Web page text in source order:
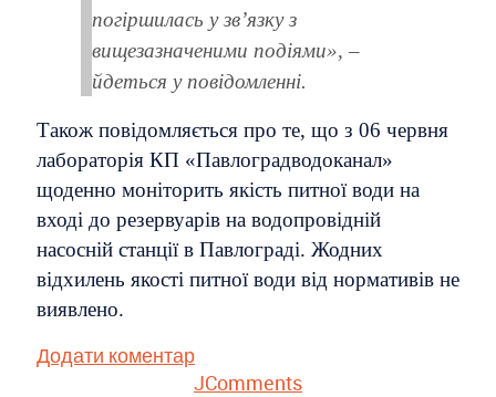
погіршилась у зв’язку з
вищезазначеними подіями», –
йдеться у повідомленні.
Також повідомляється про те, що з 06 червня
лабораторія КП «Павлоградводоканал»
щоденно моніторить якість питної води на
вході до резервуарів на водопровідній
насосній станції в Павлограді. Жодних
відхилень якості питної води від нормативів не
виявлено.
Додати коментар
JComments